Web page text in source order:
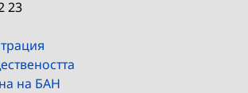
23
на БАН